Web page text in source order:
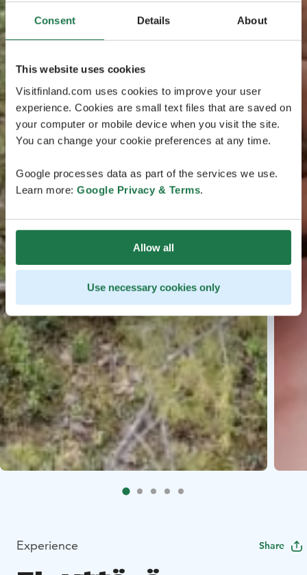
Consent Details About
This website uses cookies
Visitfinland.com uses cookies to improve your user
experience. Cookies are small text files that are saved on
your computer or mobile device when you visit the site.
You can change your cookie preferences at any time.
Google processes data as part of the services we use.
Learn more: Google Privacy & Terms.
Allow all
Use necessary cookies only
Experience Share